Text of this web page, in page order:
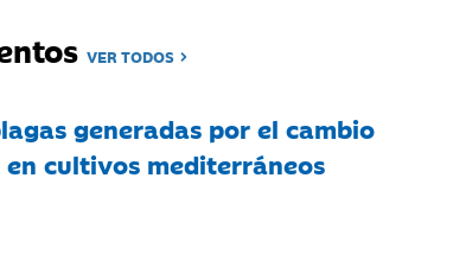
VER TODOS
generadas por el cambio
cultivos mediterráneos